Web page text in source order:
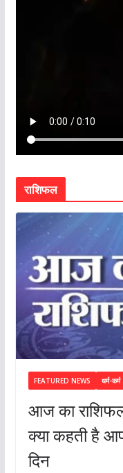
राशिफल
FEATURED NEWS धर्म-कर्म
आज का
क्या कहती है
दिन